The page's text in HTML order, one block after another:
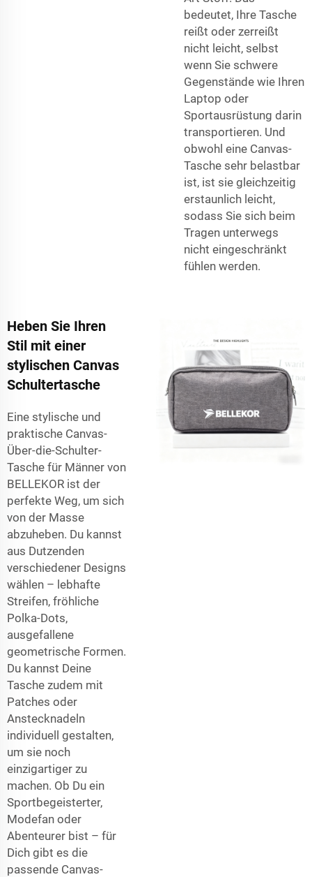
bedeutet, Ihre Tasche
reißt oder zerreißt
nicht leicht, selbst
wenn Sie schwere
Gegenstände wie Ihren
Laptop oder
Sportausrüstung darin
transportieren. Und
obwohl eine Canvas-
Tasche sehr belastbar
ist, ist sie gleichzeitig
erstaunlich leicht,
sodass Sie sich beim
Tragen unterwegs
nicht eingeschränkt
fühlen werden.
Heben Sie Ihren
Stil mit einer
stylischen Canvas
Schultertasche
Eine stylische und
praktische Canvas-
Über-die-Schulter-
Tasche für Männer von
BELLEKOR ist der
perfekte Weg, um sich
von der Masse
abzuheben. Du kannst
aus Dutzenden
verschiedener Designs
wählen – lebhafte
Streifen, fröhliche
Polka-Dots,
ausgefallene
geometrische Formen.
Du kannst Deine
Tasche zudem mit
Patches oder
Anstecknadeln
individuell gestalten,
um sie noch
einzigartiger zu
machen. Ob Du ein
Sportbegeisterter,
Modefan oder
Abenteurer bist – für
Dich gibt es die
passende Canvas-